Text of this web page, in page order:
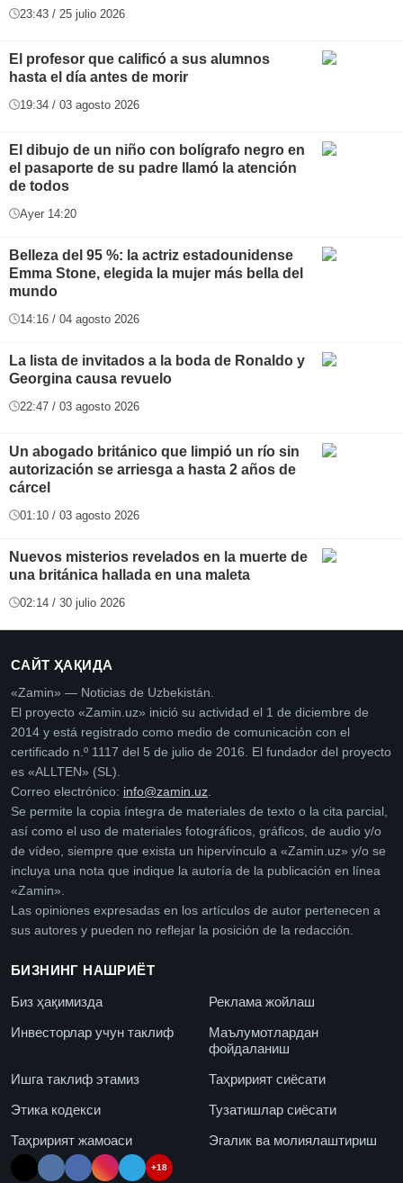
23:43 / 25 julio 2026
El profesor que calificó a sus alumnos
hasta el día antes de morir
19:34 / 03 agosto 2026
El dibujo de un niño con bolígrafo negro en
el pasaporte de su padre llamó la atención
de todos
Ayer 14:20
Belleza del 95 %: la actriz estadounidense
Emma Stone, elegida la mujer más bella del
mundo
14:16 / 04 agosto 2026
La lista de invitados a la boda de Ronaldo y
Georgina causa revuelo
22:47 / 03 agosto 2026
Un abogado británico que limpió un río sin
autorización se arriesga a hasta 2 años de
cárcel
01:10 / 03 agosto 2026
Nuevos misterios revelados en la muerte de
una británica hallada en una maleta
02:14 / 30 julio 2026
САЙТ ҲАҚИДА
«Zamin» — Noticias de Uzbekistán.
El proyecto «Zamin.uz» inició su actividad el 1 de diciembre de
2014 y está registrado como medio de comunicación con el
certificado n.º 1117 del 5 de julio de 2016. El fundador del proyecto
es «ALLTEN» (SL).
Correo electrónico: info@zamin.uz
Se permite la copia íntegra de materiales de texto o la cita parcial,
así como el uso de materiales fotográficos, gráficos, de audio y/o
de vídeo, siempre que exista un hipervínculo a «Zamin.uz» y/o se
incluya una nota que indique la autoría de la publicación en línea
«Zamin».
Las opiniones expresadas en los artículos de autor pertenecen a
sus autores y pueden no reflejar la posición de la redacción.
БИЗНИНГ НАШРИЁТ
Биз ҳақимизда
Реклама жойлаш
Инвесторлар учун таклиф
Маълумотлардан
фойдаланиш
Ишга таклиф этамиз
Таҳририят сиёсати
Этика кодекси
Тузатишлар сиёсати
Таҳририят жамоаси
Эгалик ва молиялаштириш
+18